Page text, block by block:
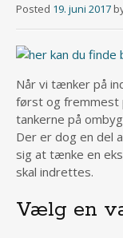
Posted 19. juni 2017
Når vi tænker på
først og fremmest
tankerne på
Der er dog en del
sig at tænke en
skal indrettes.
Vælg en